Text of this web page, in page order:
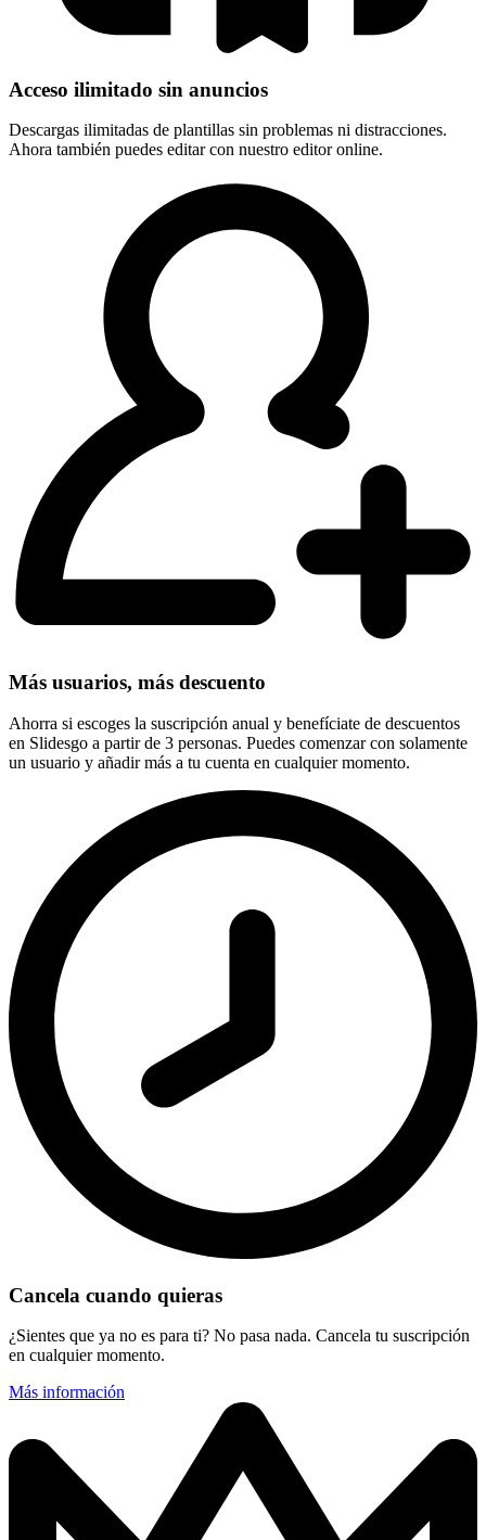
Acceso ilimitado sin anuncios
Descargas ilimitadas de plantillas sin problemas ni distracciones.
Ahora también puedes editar con nuestro editor online.
Más usuarios, más descuento
Ahorra si escoges la suscripción anual y benefíciate de descuentos
en Slidesgo a partir de 3 personas. Puedes comenzar con solamente
un usuario y añadir más a tu cuenta en cualquier momento.
Cancela cuando quieras
¿Sientes que ya no es para ti? No pasa nada. Cancela tu suscripción
en cualquier momento.
Más información